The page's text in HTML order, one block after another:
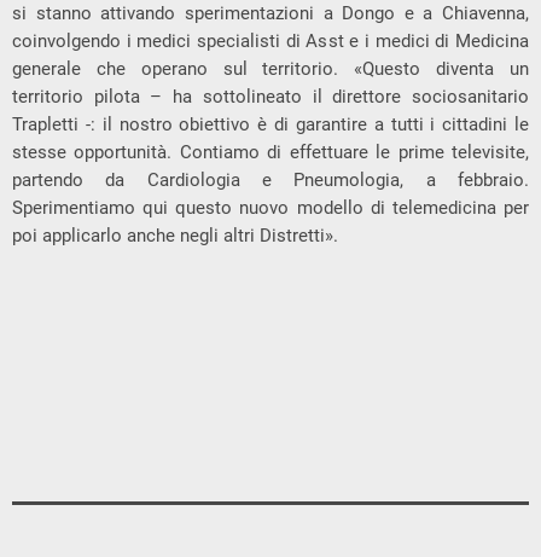
si stanno attivando sperimentazioni a Dongo e a Chiavenna,
coinvolgendo i medici specialisti di Asst e i medici di Medicina
generale che operano sul territorio. «Questo diventa un
territorio pilota – ha sottolineato il direttore sociosanitario
Trapletti -: il nostro obiettivo è di garantire a tutti i cittadini le
stesse opportunità. Contiamo di effettuare le prime televisite,
partendo da Cardiologia e Pneumologia, a febbraio.
Sperimentiamo qui questo nuovo modello di telemedicina per
poi applicarlo anche negli altri Distretti».